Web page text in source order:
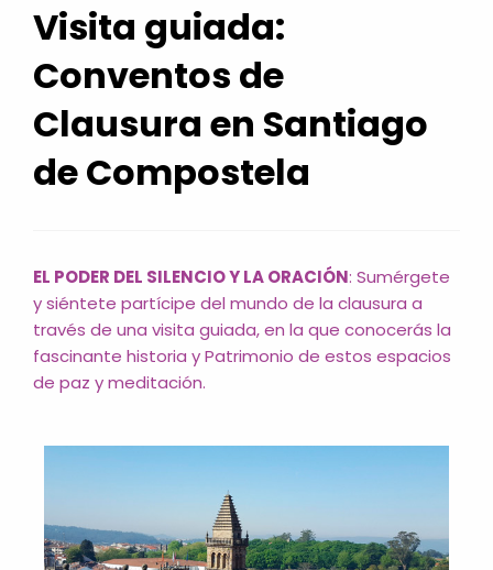
Visita guiada:
Conventos de
Clausura en Santiago
de Compostela
EL PODER DEL SILENCIO Y LA ORACIÓN: Sumérgete
y siéntete partícipe del mundo de la clausura a
través de una visita guiada, en la que conocerás la
fascinante historia y Patrimonio de estos espacios
de paz y meditación.